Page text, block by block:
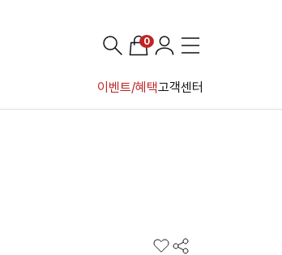
이벤트/혜택고객센터
0